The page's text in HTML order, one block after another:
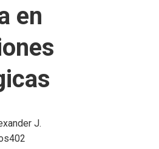
en
J.
402